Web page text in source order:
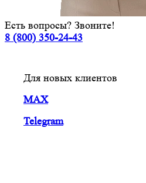
Есть вопросы? Звоните!
8 (800) 350-24-43
Для новых клиентов
MAX
Telegram